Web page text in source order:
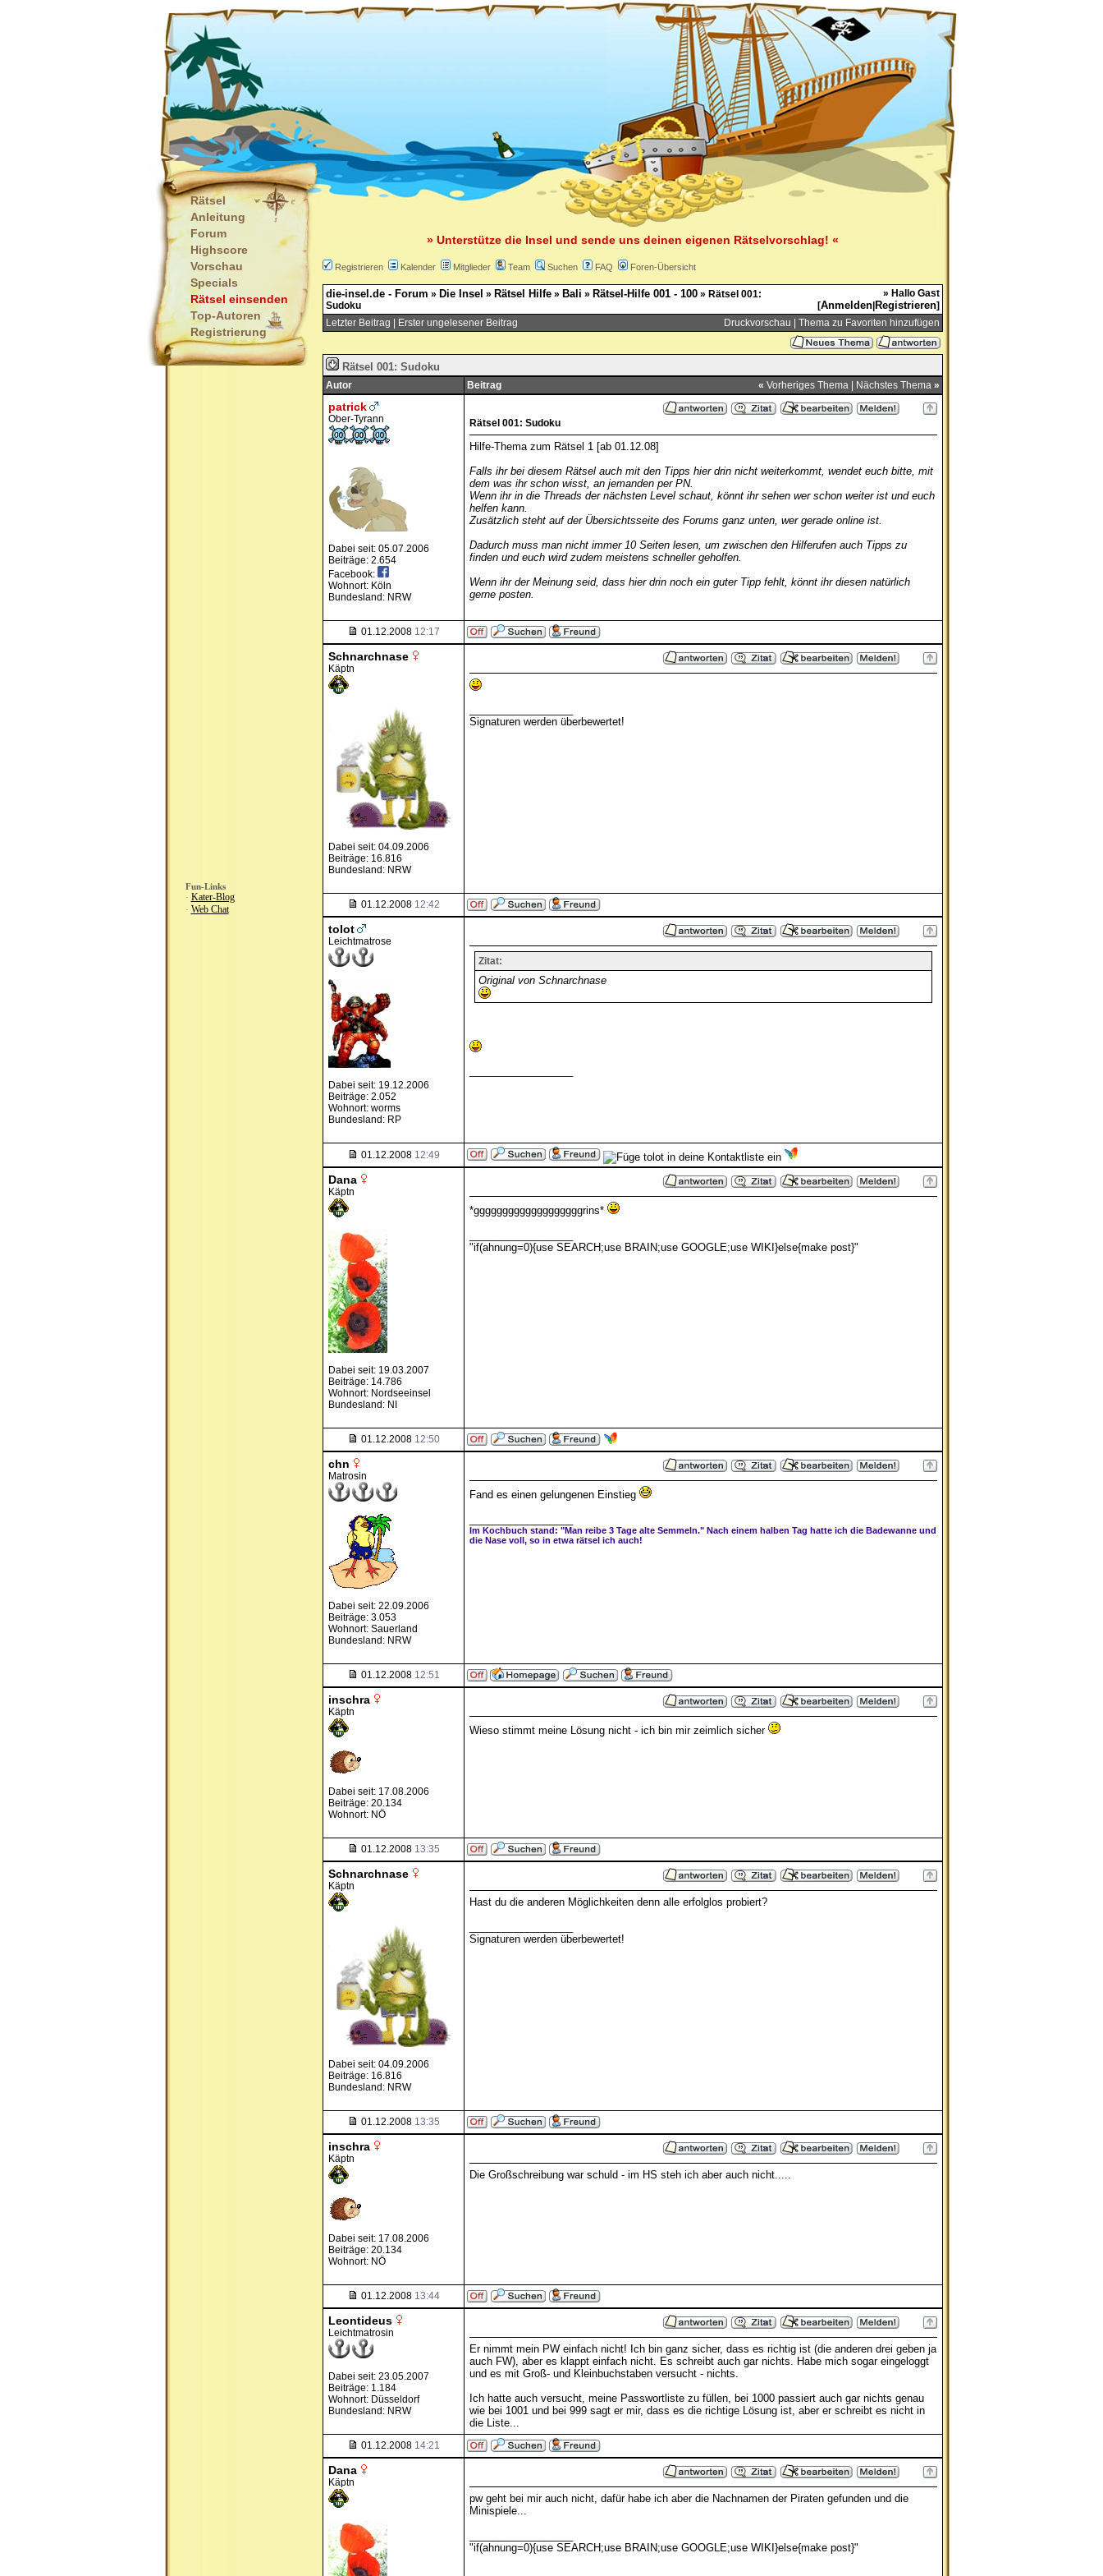
Rätsel
Anleitung
Forum
Highscore
Vorschau
Specials
Rätsel einsenden
Top-Autoren
Registrierung
Fun-Links
· Kater-Blog
· Web Chat
» Unterstütze die Insel und sende uns deinen eigenen Rätselvorschlag! «
Registrieren Kalender Mitglieder Team Suchen FAQ Foren-Übersicht
die-insel.de - Forum » Die Insel » Rätsel Hilfe» Bali » Rätsel-Hilfe 001 - 100» Rätsel 001:
Sudoku
» Hallo Gast
[Anmelden|Registrieren]
Letzter Beitrag
Erster ungelesener Beitrag Druckvorschau Thema zu Favoriten hinzufügen
Rätsel 001: Sudoku
Autor Beitrag « Vorheriges Thema| Nächstes Thema »
patrick
Ober-Tyrann
Dabei seit: 05.07.2006
Beiträge: 2.654
Facebook:
Wohnort: Köln
Bundesland: NRW
Rätsel 001: Sudoku
Hilfe-Thema zum Rätsel 1 [ab 01.12.08]
Falls ihr bei diesem Rätsel auch mit den Tipps hier drin nicht weiterkommt, wendet euch bitte, mit
dem was ihr schon wisst, an jemanden per PN.
Wenn ihr in die Threads der nächsten Level schaut, könnt ihr sehen wer schon weiter ist und euch
helfen kann.
Zusätzlich steht auf der Übersichtsseite des Forums ganz unten, wer gerade online ist.
Dadurch muss man nicht immer 10 Seiten lesen, um zwischen den Hilferufen auch Tipps zu
finden und euch wird zudem meistens schneller geholfen.
Wenn ihr der Meinung seid, dass hier drin noch ein guter Tipp fehlt, könnt ihr diesen natürlich
gerne posten.
01.12.2008 12:17
Schnarchnase
Käptn
Dabei seit: 04.09.2006
Beiträge: 16.816
Bundesland: NRW
Signaturen werden überbewertet!
01.12.2008 12:42
tolot
Leichtmatrose
Dabei seit: 19.12.2006
Beiträge: 2.052
Wohnort: worms
Bundesland: RP
Zitat:
Original von Schnarchnase
01.12.2008 12:49
Dana
Käptn
Dabei seit: 19.03.2007
Beiträge: 14.786
Wohnort: Nordseeinsel
Bundesland: NI
*gggggggggggggggggggrins*
"if(ahnung=0){use SEARCH;use BRAIN;use GOOGLE;use WIKI}else{make post}"
01.12.2008 12:50
chn
Matrosin
Dabei seit: 22.09.2006
Beiträge: 3.053
Wohnort: Sauerland
Bundesland: NRW
Fand es einen gelungenen Einstieg
Im Kochbuch stand: "Man reibe 3 Tage alte Semmeln." Nach einem halben Tag hatte ich die Badewanne und
die Nase voll, so in etwa rätsel ich auch!
01.12.2008 12:51
inschra
Käptn
Dabei seit: 17.08.2006
Beiträge: 20.134
Wohnort: NÖ
Wieso stimmt meine Lösung nicht - ich bin mir zeimlich sicher
01.12.2008 13:35
Schnarchnase
Käptn
Dabei seit: 04.09.2006
Beiträge: 16.816
Bundesland: NRW
Hast du die anderen Möglichkeiten denn alle erfolglos probiert?
Signaturen werden überbewertet!
01.12.2008 13:35
inschra
Käptn
Dabei seit: 17.08.2006
Beiträge: 20.134
Wohnort: NÖ
Die Großschreibung war schuld - im HS steh ich aber auch nicht.....
01.12.2008 13:44
Leontideus
Leichtmatrosin
Dabei seit: 23.05.2007
Beiträge: 1.184
Wohnort: Düsseldorf
Bundesland: NRW
Er nimmt mein PW einfach nicht! Ich bin ganz sicher, dass es richtig ist (die anderen drei geben ja
auch FW), aber es klappt einfach nicht. Es schreibt auch gar nichts. Habe mich sogar eingeloggt
und es mit Groß- und Kleinbuchstaben versucht - nichts.
Ich hatte auch versucht, meine Passwortliste zu füllen, bei 1000 passiert auch gar nichts genau
wie bei 1001 und bei 999 sagt er mir, dass es die richtige Lösung ist, aber er schreibt es nicht in
die Liste...
01.12.2008 14:21
Dana
Käptn
pw geht bei mir auch nicht, dafür habe ich aber die Nachnamen der Piraten gefunden und die
Minispiele...
"if(ahnung=0){use SEARCH;use BRAIN;use GOOGLE;use WIKI}else{make post}"